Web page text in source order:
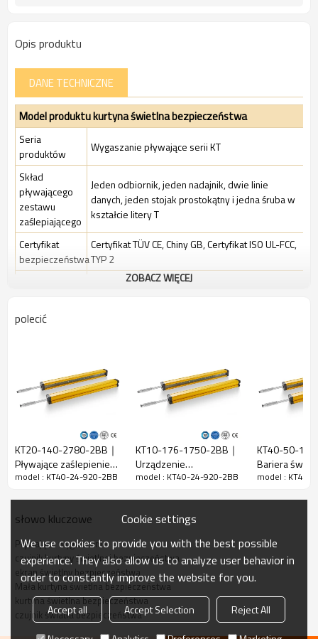
Opis produktu
DANE TECHNICZNE
Model produktu kurtyna świetlna bezpieczeństwa
Seria
produktów
Wygaszanie pływające serii KT
Skład
pływającego
zestawu
zaślepiającego
Jeden odbiornik, jeden nadajnik, dwie linie
danych, jeden stojak prostokątny i jedna śruba w
kształcie litery T
Certyfikat
bezpieczeństwa
Certyfikat TÜV CE, Chiny GB, Certyfikat ISO UL-FCC,
TYP 2
Cechy
Wykryj
dokładność
48 mm
Zakres
działania
920 mm
produktu
odbiornika.
Odległość
wykrywania
30-6000 mm
Czas
odpowiedzi
≤15ms
Dane mechaniczne
ZOBACZ WIĘCEJ
polecić
KT20-140-2780-2BB｜
Pływające zaślepienie
Kratka zabezpieczająca
model : KT40-24-920-2BB
KT10-176-1750-2BB｜
Urządzenie
bezpieczeństwa kurtyny
model : KT40-24-920-2BB
KT40-50-
Bariera
DADISICK
model : KT40-
słowo kluczowe
Pływające wygaszanie
czujnik kurtyny świetlnej bezpieczeństwa
ekran świetlny bezpieczeństwa
Mała kurtyna świetlna bezpieczeństwa
kurtyna świetlna bezpieczeństwa
czujnik światła bezpieczeństwa
Cookie settings
We use cookies to provide you with the best possible
experience. They also allow us to analyze user behavior in
order to constantly improve the website for you.
Accept all Accept Selection
Reject All